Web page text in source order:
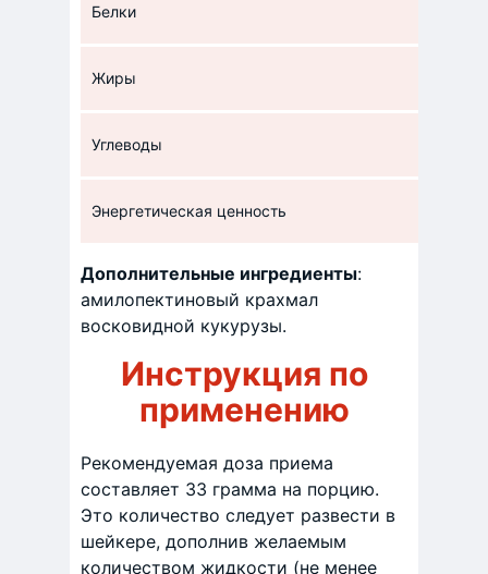
Белки
Жиры
Углеводы
Энергетическая ценность
Дополнительные ингредиенты:
амилопектиновый крахмал
восковидной кукурузы.
Инструкция по
применению
Рекомендуемая доза приема
составляет 33 грамма на порцию.
Это количество следует развести в
шейкере, дополнив желаемым
количеством жидкости (не менее